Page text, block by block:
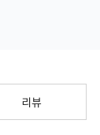
리뷰